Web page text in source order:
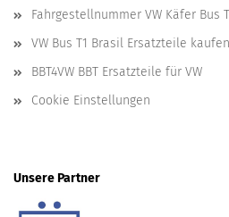
Fahrgestellnummer VW Käfer Bus
VW Bus T1 Brasil Ersatzteile
BBT4VW BBT Ersatzteile für VW
Cookie Einstellungen
Unsere Partner